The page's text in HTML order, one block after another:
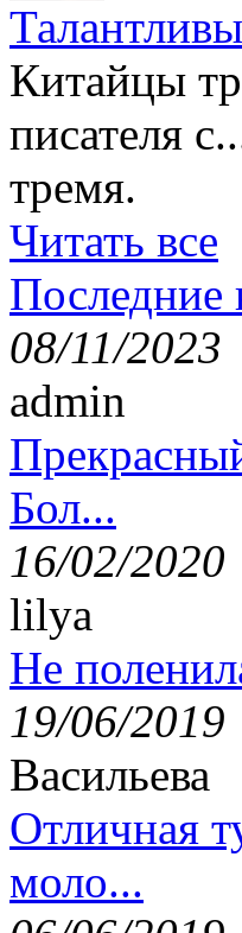
Китайцы
писателя
тремя.
Читать все
Последние
08/11/2023
admin
Бол...
16/02/2020
lilya
Не
19/06/2019
Васильева
Отличная
моло...